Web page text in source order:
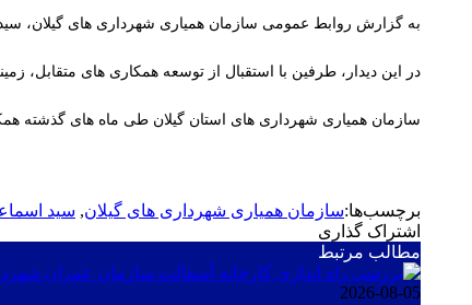
به گزارش روابط عمومی سازمان همیاری شهرداری های گیلان،
در این دیدار، طرفین با استقبال از توسعه همکاری های
سازمان همیاری شهرداری های استان گیلان طی ماه های گذشته
برچسب‌ها:سازمان همیاری شهرداری های گیلان, سید
اشتراک گذاری
مطالب مرتبط
2026-08-05